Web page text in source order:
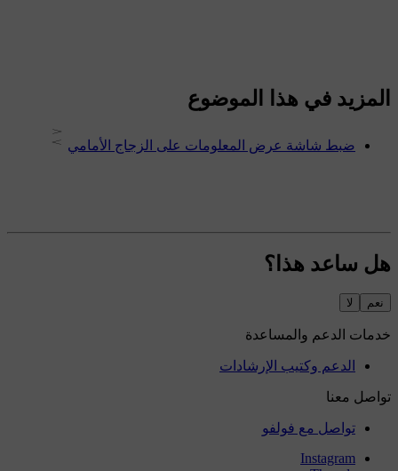
المزيد في هذا الموضوع
ضبط ‏شاشة عرض المعلومات على الزجاج الأمامي
هل ساعد هذا؟
نعم لا